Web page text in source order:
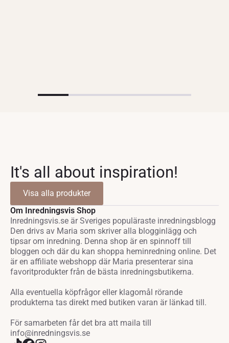
It's all about inspiration!
Visa alla produkter
Om Inredningsvis Shop
Inredningsvis.se är Sveriges populäraste inredningsblogg
Den drivs av Maria som skriver alla blogginlägg och
tipsar om inredning. Denna shop är en spinnoff till
bloggen och där du kan shoppa heminredning online. Det
är en affiliate webshopp där Maria presenterar sina
favoritprodukter från de bästa inredningsbutikerna.
Alla eventuella köpfrågor eller klagomål rörande
produkterna tas direkt med butiken varan är länkad till.
För samarbeten får det bra att maila till
info@inredningsvis.se